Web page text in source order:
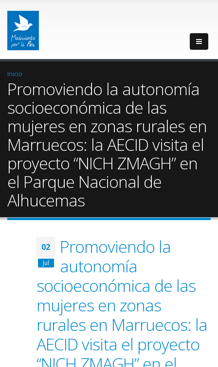
Inicio
Promoviendo la autonomía
socioeconómica de las
mujeres en zonas rurales en
Marruecos: la AECID visita el
proyecto “NICH ZMAGH” en
el Parque Nacional de
Alhucemas
02
Jul
Promoviendo la
autonomía
socioeconómica de las
mujeres en zonas
rurales en Marruecos: la
AECID visita el proyecto